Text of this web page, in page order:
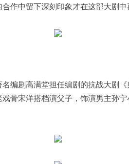
作中留下深刻印象才在这部大剧中
剧高满堂担任编剧的抗战大剧
骨宋洋搭档演父子，饰演男主孙